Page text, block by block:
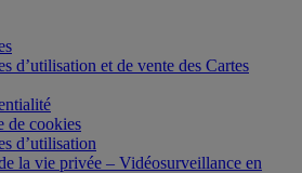
d’utilisation et de vente des Cartes
de cookies
d’utilisation
la vie privée – Vidéosurveillance en